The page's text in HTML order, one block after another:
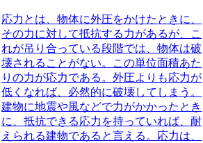
応力とは、物体に外圧をかけたときに、
その力に対して抵抗する力があるが、こ
れが吊り合っている段階では、物体は破
壊されることがない。この単位面積あた
りの力が応力である。外圧よりも応力が
低くなれば、必然的に破壊してしまう。
建物に地震や風などで力がかかったとき
に、抵抗できる応力を持っていれば、耐
えられる建物であると言える。 応力は、